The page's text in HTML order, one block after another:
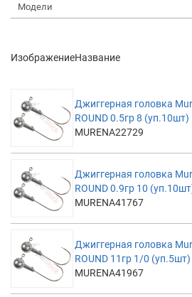
Модели
ИзображениеНазвание
Джиггерная головка
ROUND 0.5гр 8 (уп.10шт)
MURENA22729
Джиггерная головка
ROUND 0.9гр 10
MURENA41767
Джиггерная головка
ROUND 11гр 1/0 (уп.5шт)
MURENA41967